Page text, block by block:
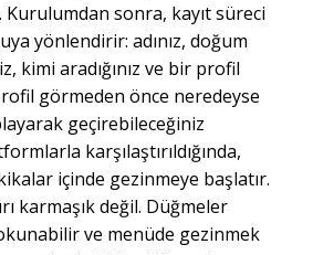
sonra, kayıt süreci
yönlendirir: adınız, doğum
kimi aradığınız ve bir profil
görmeden önce neredeyse
geçirebileceğiniz
karşılaştırıldığında,
içinde gezinmeye başlatır.
karmaşık değil. Düğmeler
ve menüde gezinmek